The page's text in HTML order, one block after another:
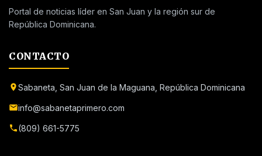
Portal de noticias líder en San Juan y la región sur de
República Dominicana.
CONTACTO
Sabaneta, San Juan de la Maguana, República Dominicana
info@sabanetaprimero.com
(809) 661-5775